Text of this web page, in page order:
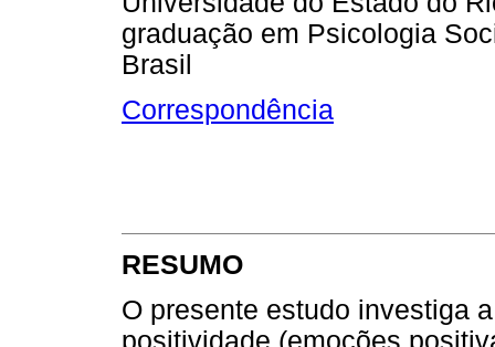
graduação em Psicologia
Brasil
Correspondência
RESUMO
O presente estudo investiga
positividade (emoções